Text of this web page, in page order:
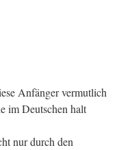
Anfänger vermutlich
im Deutschen halt
nur durch den